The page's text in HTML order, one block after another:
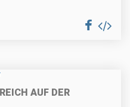
AUF DER